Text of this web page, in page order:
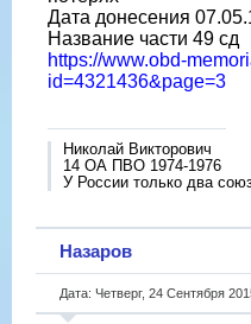
Дата донесения
Название части 49 сд
https://www.obd-
id=4321436&page=3
Николай Викторович
14 ОА ПВО 1974-1976
У России только два
Назаров
Дата: Четверг, 24 Сентября